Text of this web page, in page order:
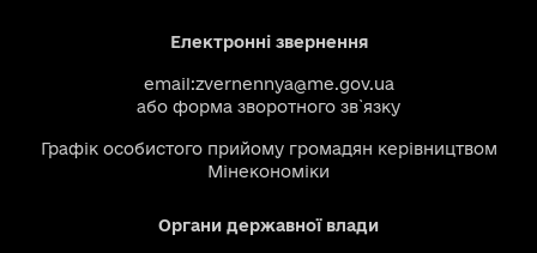
Електронні звернення
email:zvernennya@me.gov.ua
або форма зворотного зв`язку
Графік особистого прийому громадян керівництвом
Мінекономіки
Органи державної влади